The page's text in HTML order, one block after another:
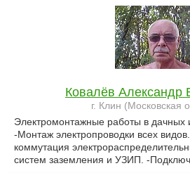
Ковалёв Александр
г. Клин (Московская
Электромонтажные работы в дачных
-Монтаж электропроводки всех
коммутация
систем заземления и УЗИП. -